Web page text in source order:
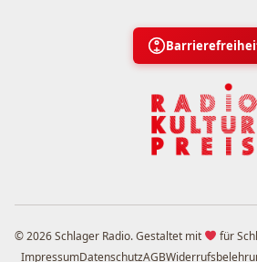
© 2026 Schlager Radio. Gestaltet mit
für
ImpressumDatenschutzAGB